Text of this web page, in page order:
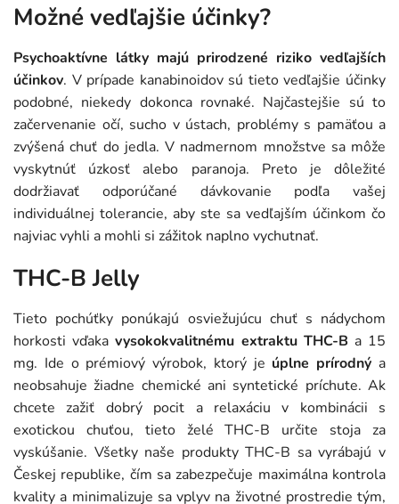
Možné vedľajšie účinky?
Psychoaktívne látky majú prirodzené riziko vedľajších
účinkov. V prípade kanabinoidov sú tieto vedľajšie účinky
podobné, niekedy dokonca rovnaké. Najčastejšie sú to
začervenanie očí, sucho v ústach, problémy s pamäťou a
zvýšená chuť do jedla. V nadmernom množstve sa môže
vyskytnúť úzkosť alebo paranoja. Preto je dôležité
dodržiavať odporúčané dávkovanie podľa vašej
individuálnej tolerancie, aby ste sa vedľajším účinkom čo
najviac vyhli a mohli si zážitok naplno vychutnať.
THC-B Jelly
Tieto pochúťky ponúkajú osviežujúcu chuť s nádychom
horkosti vďakavysokokvalitnému extraktu THC-Ba 15
mg. Ide o prémiový výrobok, ktorý je úplne prírodný a
neobsahuje žiadne chemické ani syntetické príchute. Ak
chcete zažiť dobrý pocit a relaxáciu v kombinácii s
exotickou chuťou, tieto želé THC-B určite stoja za
vyskúšanie. Všetky naše produkty THC-B sa vyrábajú v
Českej republike, čím sa zabezpečuje maximálna kontrola
kvality a minimalizuje sa vplyv na životné prostredie tým,